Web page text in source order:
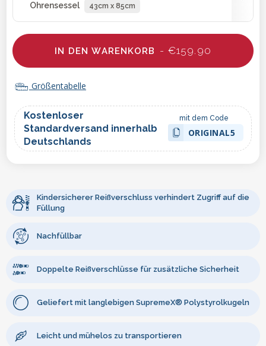
Ohrensessel 43cm x 85cm
IN DEN WARENKORB - €159.90
Größentabelle
Kostenloser
Standardversand innerhalb
Deutschlands
mit dem Code
ORIGINAL5
Kindersicherer Reißverschluss verhindert Zugriff auf die
Füllung
Nachfüllbar
Doppelte Reißverschlüsse für zusätzliche Sicherheit
Geliefert mit langlebigen SupremeX® Polystyrolkugeln
Leicht und mühelos zu transportieren